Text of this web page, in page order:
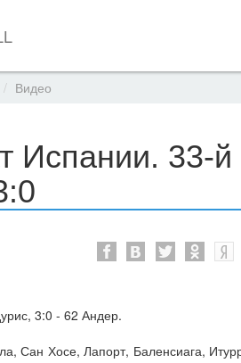
Видео
Испании. 33-й
3:0 - 62 Андер.
Сан Хосе, Лапорт, Баленсиага,